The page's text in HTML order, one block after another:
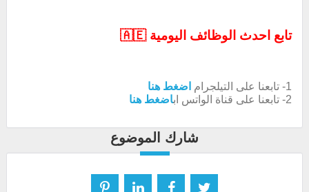
تابع احدث الوظائف اليومية 🇦🇪
1- تابعنا على التيلجرام
اضغط هنا
2- تابعنا على قناة الواتس اب
اضغط هنا
شارك الموضوع